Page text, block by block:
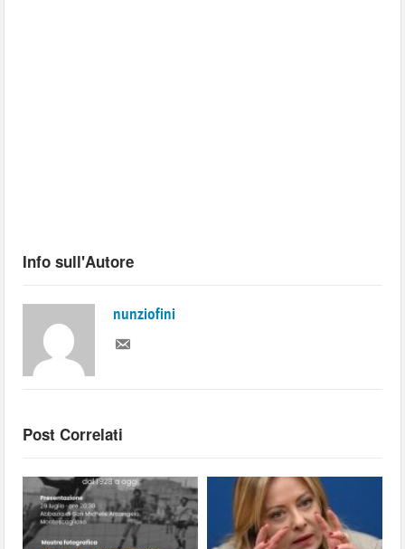
Info sull'Autore
nunziofini
Post Correlati